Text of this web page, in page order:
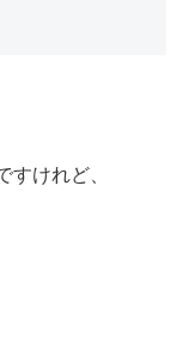
すけれど、